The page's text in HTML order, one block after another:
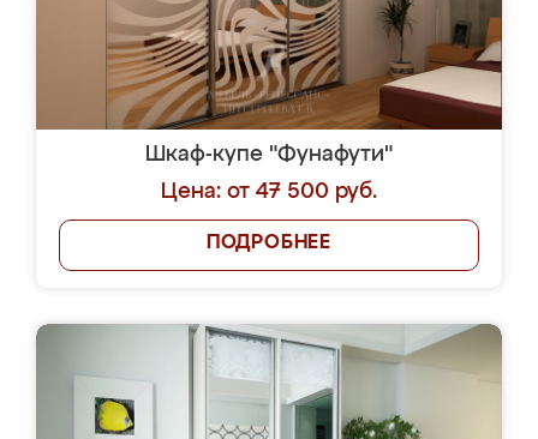
Шкаф-купе "Фунафути"
Цена: от 47 500 руб.
ПОДРОБНЕЕ